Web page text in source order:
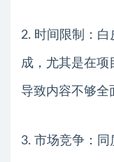
2. 时间限制：
成，尤其是在项
导致内容不够全
3. 市场竞争：